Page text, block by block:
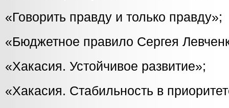
«Говорить правду и только правду»;
«Бюджетное правило Сергея
«Хакасия. Устойчивое развитие»;
«Хакасия. Стабильность в